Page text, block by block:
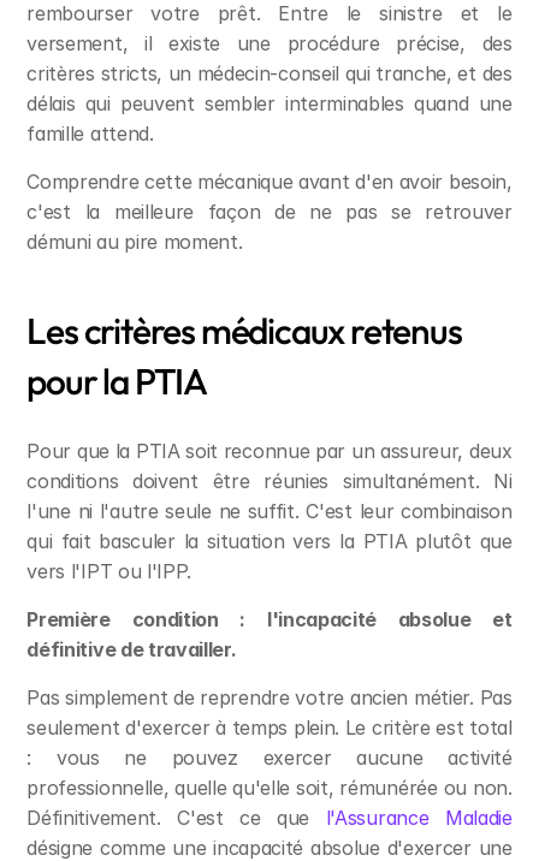
rembourser votre prêt. Entre le sinistre et le
versement, il existe une procédure précise, des
critères stricts, un médecin-conseil qui tranche, et des
délais qui peuvent sembler interminables quand une
famille attend.
Comprendre cette mécanique avant d'en avoir besoin,
c'est la meilleure façon de ne pas se retrouver
démuni au pire moment.
Les critères médicaux retenus
pour la PTIA
Pour que la PTIA soit reconnue par un assureur, deux
conditions doivent être réunies simultanément. Ni
l'une ni l'autre seule ne suffit. C'est leur combinaison
qui fait basculer la situation vers la PTIA plutôt que
vers l'IPT ou l'IPP.
Première condition : l'incapacité absolue et
définitive de travailler.
Pas simplement de reprendre votre ancien métier. Pas
seulement d'exercer à temps plein. Le critère est total
: vous ne pouvez exercer aucune activité
professionnelle, quelle qu'elle soit, rémunérée ou non.
Définitivement. C'est ce que l'Assurance Maladie
désigne comme une incapacité absolue d'exercer une